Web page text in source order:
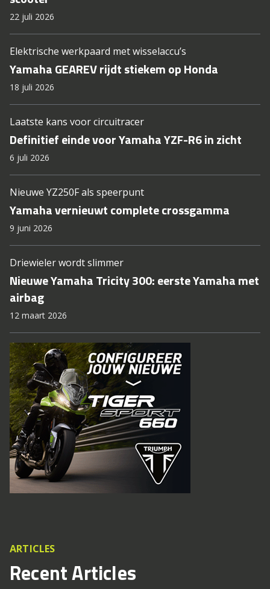
22 juli 2026
Elektrische werkpaard met wisselaccu’s
Yamaha GEAREV rijdt stiekem op Honda
18 juli 2026
Laatste kans voor circuitracer
Definitief einde voor Yamaha YZF-R6 in zicht
6 juli 2026
Nieuwe YZ250F als speerpunt
Yamaha vernieuwt complete crossgamma
9 juni 2026
Driewieler wordt slimmer
Nieuwe Yamaha Tricity 300: eerste Yamaha met
airbag
12 maart 2026
ARTICLES
Recent Articles